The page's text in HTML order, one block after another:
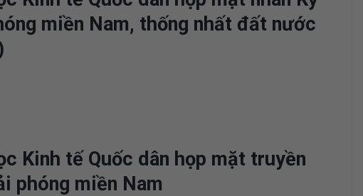
miền Nam, thống nhất đất nước
Kinh tế Quốc dân họp mặt truyền
phóng miền Nam